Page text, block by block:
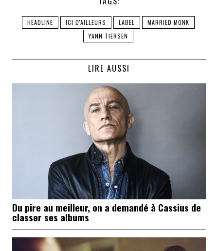
HEADLINE ICI D'AILLEURS LABEL
MARRIED MONK
YANN TIERSEN
LIRE AUSSI
Du pire au meilleur, on a demandé à Cassius de
classer ses albums